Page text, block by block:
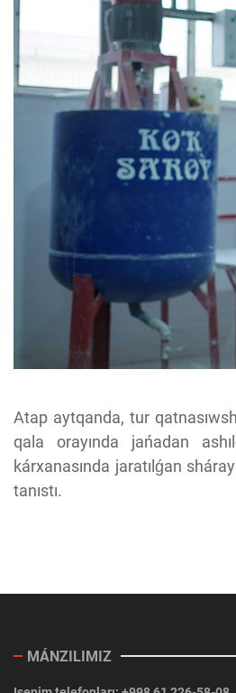
Atap aytqanda, tur
qala orayında jańadan
kárxanasında jaratılǵan
tanıstı.
MÁNZILIMIZ